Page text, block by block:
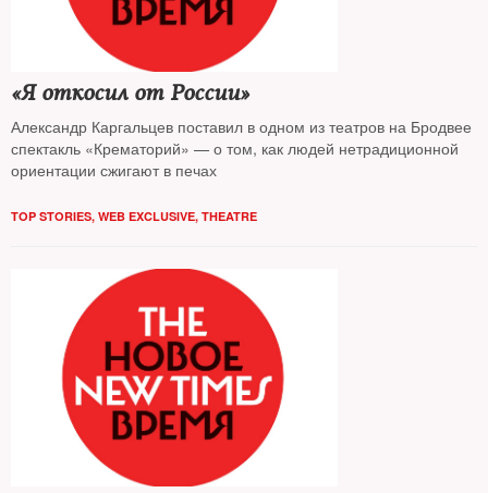
«Я откосил от России»
Александр Каргальцев поставил в одном из театров на Бродвее
спектакль «Крематорий» — о том, как людей нетрадиционной
ориентации сжигают в печах
TOP STORIES, WEB EXCLUSIVE, THEATRE